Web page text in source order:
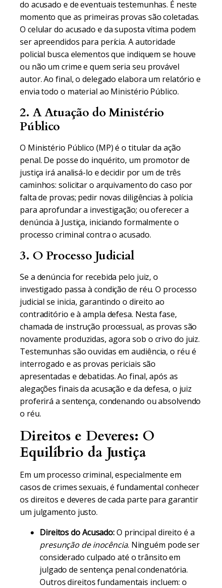
do acusado e de eventuais testemunhas. É neste
momento que as primeiras provas são coletadas.
O celular do acusado e da suposta vítima podem
ser apreendidos para perícia. A autoridade
policial busca elementos que indiquem se houve
ou não um crime e quem seria seu provável
autor. Ao final, o delegado elabora um relatório e
envia todo o material ao Ministério Público.
2. A Atuação do Ministério
Público
O Ministério Público (MP) é o titular da ação
penal. De posse do inquérito, um promotor de
justiça irá analisá-lo e decidir por um de três
caminhos: solicitar o arquivamento do caso por
falta de provas; pedir novas diligências à polícia
para aprofundar a investigação; ou oferecer a
denúncia à Justiça, iniciando formalmente o
processo criminal contra o acusado.
3. O Processo Judicial
Se a denúncia for recebida pelo juiz, o
investigado passa à condição de réu. O processo
judicial se inicia, garantindo o direito ao
contraditório e à ampla defesa. Nesta fase,
chamada de instrução processual, as provas são
novamente produzidas, agora sob o crivo do juiz.
Testemunhas são ouvidas em audiência, o réu é
interrogado e as provas periciais são
apresentadas e debatidas. Ao final, após as
alegações finais da acusação e da defesa, o juiz
proferirá a sentença, condenando ou absolvendo
o réu.
Direitos e Deveres: O
Equilíbrio da Justiça
Em um processo criminal, especialmente em
casos de crimes sexuais, é fundamental conhecer
os direitos e deveres de cada parte para garantir
um julgamento justo.
Direitos do Acusado:O principal direito é a
presunção de inocência. Ninguém pode ser
considerado culpado até o trânsito em
julgado de sentença penal condenatória.
Outros direitos fundamentais incluem: o